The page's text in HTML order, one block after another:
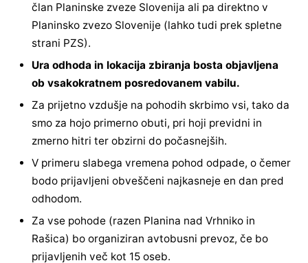
član Planinske zveze Slovenija ali pa direktno v
Planinsko zvezo Slovenije (lahko tudi prek spletne
strani PZS).
Ura odhoda in lokacija zbiranja bosta objavljena
ob vsakokratnem posredovanem vabilu.
Za prijetno vzdušje na pohodih skrbimo vsi, tako da
smo za hojo primerno obuti, pri hoji previdni in
zmerno hitri ter obzirni do počasnejših.
V primeru slabega vremena pohod odpade, o čemer
bodo prijavljeni obveščeni najkasneje en dan pred
odhodom.
Za vse pohode (razen Planina nad Vrhniko in
Rašica) bo organiziran avtobusni prevoz, če bo
prijavljenih več kot 15 oseb.